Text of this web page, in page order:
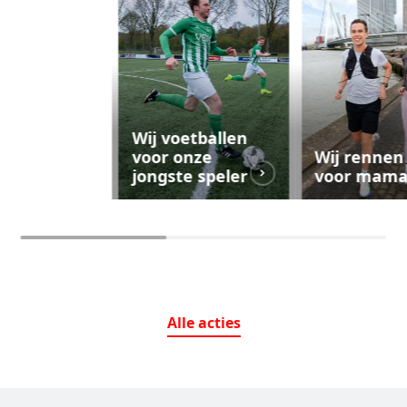
Wij voetballen
voor onze
jongste speler
Wij rennen
voor
Alleacties